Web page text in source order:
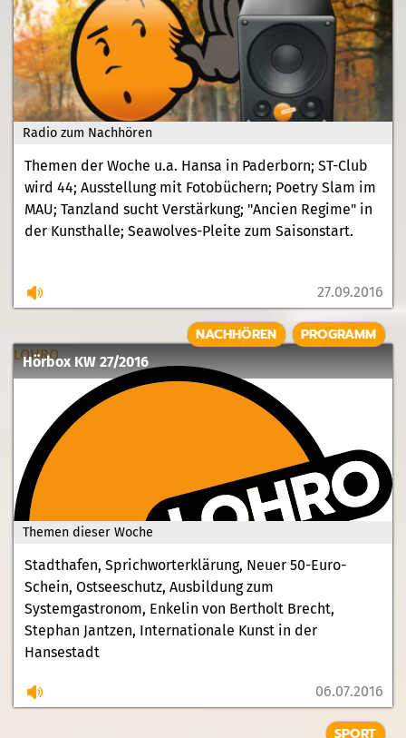
Radio zum Nachhören
Themen der Woche u.a. Hansa in Paderborn; ST-Club
wird 44; Ausstellung mit Fotobüchern; Poetry Slam im
MAU; Tanzland sucht Verstärkung; "Ancien Regime" in
der Kunsthalle; Seawolves-Pleite zum Saisonstart.
27.09.2016
LOHRO
Themen dieser Woche
Hörbox KW 27/2016
NACHHÖREN PROGRAMM
Stadthafen, Sprichworterklärung, Neuer 50-Euro-
Schein, Ostseeschutz, Ausbildung zum
Systemgastronom, Enkelin von Bertholt Brecht,
Stephan Jantzen, Internationale Kunst in der
Hansestadt
06.07.2016
SPORT